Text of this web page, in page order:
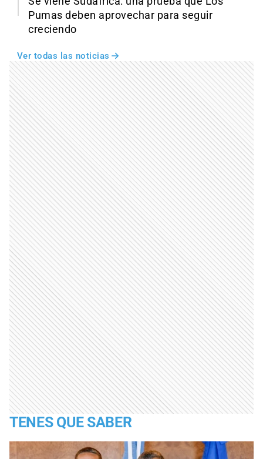
Pumas deben aprovechar para seguir
creciendo
Ver todas las noticias
TENES QUE SABER